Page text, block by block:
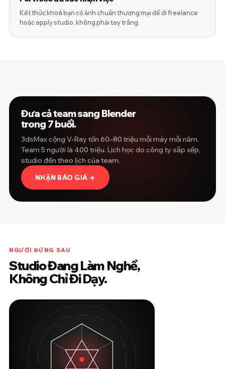
Kết thúc khoá bạn có ảnh chuẩn thương mại để đi freelance
hoặc apply studio, không phải tay trắng.
Đưa cả team sang Blender
trong 7 buổi.
3dsMax cộng V-Ray tốn 60–80 triệu mỗi máy mỗi năm.
Team 5 người là 400 triệu. Lịch học do công ty sắp xếp,
studio đến theo lịch của team.
NHẬN BÁO GIÁ →
NGƯỜI ĐỨNG SAU
Studio Đang Làm Nghề,
Không Chỉ Đi Dạy.